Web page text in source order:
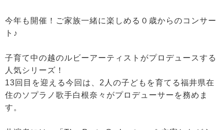
今年も開催！ご家族一緒に楽しめる０歳からのコンサー
ト♪
子育て中の越のルビーアーティストがプロデュースする
人気シリーズ！
13回目を迎える今回は、2人の子どもを育てる福井県在
住のソプラノ歌手白根奈々がプロデューサーを務めま
す。